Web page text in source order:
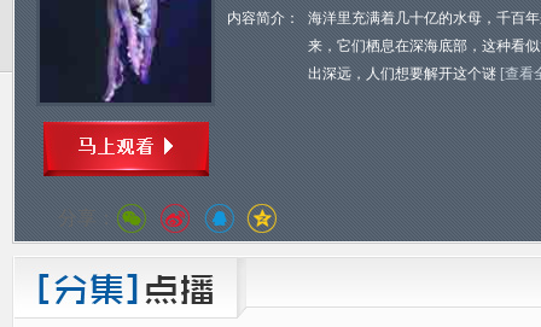
内容简介：
海洋里充满着几十亿的水母，千百
来，它们栖息在深海底部，这种看
出深远，人们想要解开这个谜 [查看
分享：